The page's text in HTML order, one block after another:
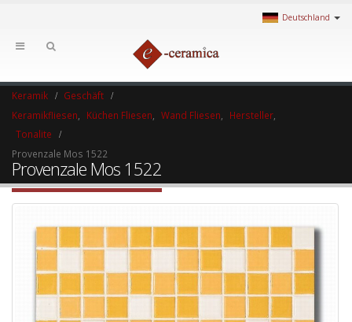
Deutschland
Keramik
Geschäft
Keramikfliesen
Küchen Fliesen Wand Fliesen Hersteller
Tonalite
Provenzale Mos 1522
Provenzale Mos 1522